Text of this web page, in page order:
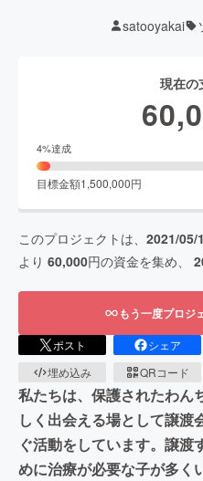
satooyakai
現在の
4%達成
目標金額1,500,000円
このプロジェクトは、 2021/05/
より 60,000円の資金を集め、
もう一度プロジ
ポスト シェア
埋め込み
QRコード
私たちは、保護されたわん
しく出会える場として譲渡
ぐ活動をしています。譲渡
めに治療が必要な子が多く